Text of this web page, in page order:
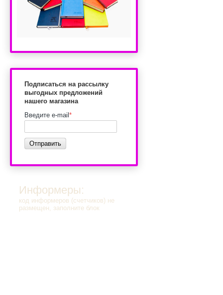
Подписаться на рассылку
выгодных предложений
нашего магазина
Введите e-mail *
Отправить
Информеры:
код информеров (счетчиков) не
размещен, заполните блок